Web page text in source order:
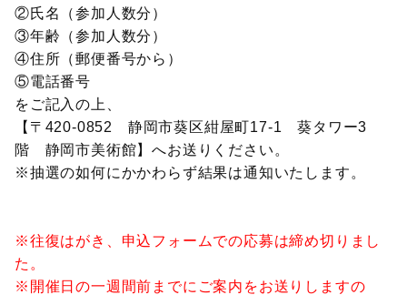
②氏名（参加人数分）
③年齢（参加人数分）
④住所（郵便番号から）
⑤電話番号
をご記入の上、
【〒420-0852 静岡市葵区紺屋町17‐1 葵タワー3
階 静岡市美術館】へお送りください。
※抽選の如何にかかわらず結果は通知いたします。
※往復はがき、申込フォームでの応募は締め切りまし
た。
※開催日の一週間前までにご案内をお送りしますの